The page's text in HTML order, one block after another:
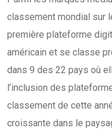
classement mondial sur
première plateforme
américain et se classe
dans 9 des 22 pays où
l’inclusion des
classement de cette
croissante dans le